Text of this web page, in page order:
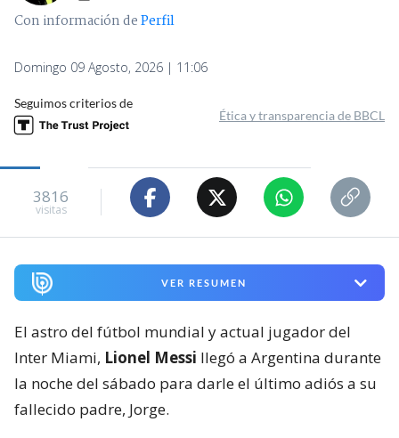
Con información dePerfil
Domingo 09 Agosto, 2026 | 11:06
Seguimos criterios de
Ética y transparencia de BBCL
3816
visitas
VER RESUMEN
El astro del fútbol mundial y actual jugador del
Inter Miami, Lionel Messi llegó a Argentina durante
la noche del sábado para darle el último adiós a su
fallecido padre, Jorge.